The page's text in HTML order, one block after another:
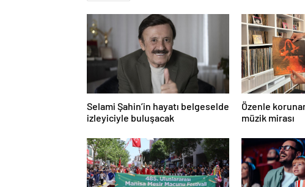
Selami Şahin’in hayatı belgeselde
izleyiciyle buluşacak
Özenle
müzik mirası